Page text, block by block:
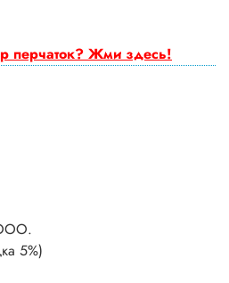
перчаток? Жми здесь!
5%)